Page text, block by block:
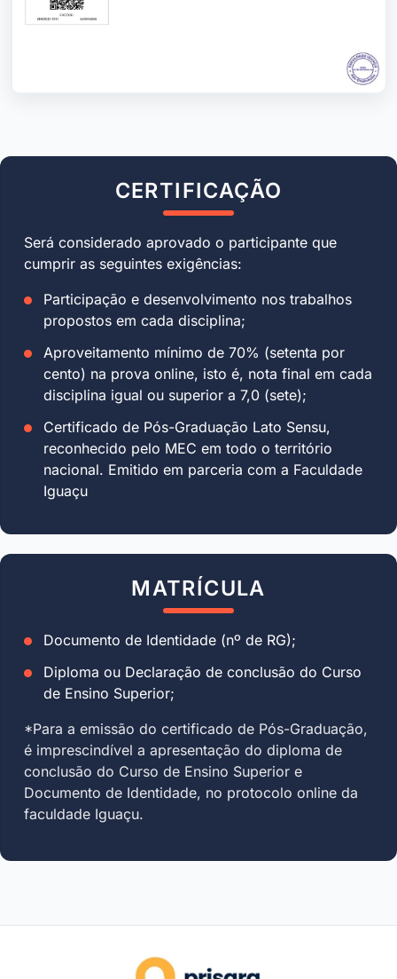
CERTIFICAÇÃO
Será considerado aprovado o participante que
cumprir as seguintes exigências:
Participação e desenvolvimento nos trabalhos
propostos em cada disciplina;
Aproveitamento mínimo de 70% (setenta por
cento) na prova online, isto é, nota final em cada
disciplina igual ou superior a 7,0 (sete);
Certificado de Pós-Graduação Lato Sensu,
reconhecido pelo MEC em todo o território
nacional. Emitido em parceria com a Faculdade
Iguaçu
MATRÍCULA
Documento de Identidade (nº de RG);
Diploma ou Declaração de conclusão do Curso
de Ensino Superior;
*Para a emissão do certificado de Pós-Graduação,
é imprescindível a apresentação do diploma de
conclusão do Curso de Ensino Superior e
Documento de Identidade, no protocolo online da
faculdade Iguaçu.